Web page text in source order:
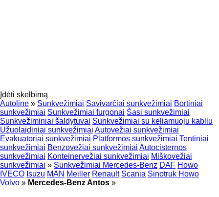
Įdėti skelbimą
Autoline » Sunkvežimiai Savivarčiai sunkvežimiai Bortiniai
sunkvežimiai Sunkvežimiai furgonai Šasi sunkvežimiai
Sunkvežiminiai šaldytuvai Sunkvežimiai su keliamuoju kabliu
Užuolaidiniai sunkvežimiai Autovežiai sunkvežimiai
Evakuatoriai sunkvežimiai Platformos sunkvežimiai Tentiniai
sunkvežimiai Benzovežiai sunkvežimiai Autocisternos
sunkvežimiai Konteinervežiai sunkvežimiai Miškovežiai
sunkvežimiai » Sunkvežimiai Mercedes-Benz DAF Howo
IVECO Isuzu MAN Meiller Renault Scania Sinotruk Howo
Volvo » Mercedes-Benz Antos »